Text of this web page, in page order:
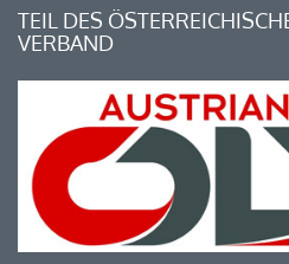
TEIL DES
VERBAND